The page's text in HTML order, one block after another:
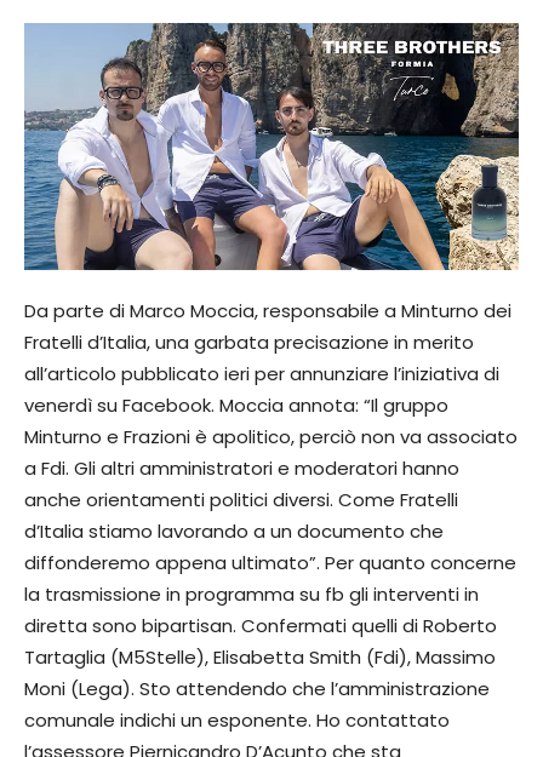
Da parte di Marco Moccia, responsabile a Minturno dei
Fratelli d’Italia, una garbata precisazione in merito
all’articolo pubblicato ieri per annunziare l’iniziativa di
venerdì su Facebook. Moccia annota: “Il gruppo
Minturno e Frazioni è apolitico, perciò non va associato
a Fdi. Gli altri amministratori e moderatori hanno
anche orientamenti politici diversi. Come Fratelli
d’Italia stiamo lavorando a un documento che
diffonderemo appena ultimato”. Per quanto concerne
la trasmissione in programma su fb gli interventi in
diretta sono bipartisan. Confermati quelli di Roberto
Tartaglia (M5Stelle), Elisabetta Smith (Fdi), Massimo
Moni (Lega). Sto attendendo che l’amministrazione
comunale indichi un esponente. Ho contattato
l’assessore Piernicandro D’Acunto che sta